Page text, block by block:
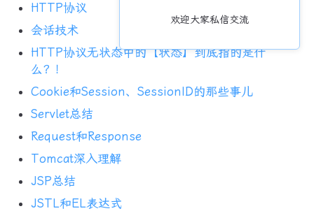
欢迎大家私信交流
HTTP协议
会话技术
HTTP协议无状态中的【状态】到底指的是什
么？！
Cookie和Session、SessionID的那些事儿
Servlet总结
Request和Response
Tomcat深入理解
JSP总结
JSTL和EL表达式